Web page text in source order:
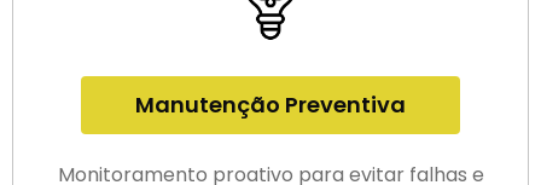
Manutenção Preventiva
Monitoramento proativo para evitar falhas e